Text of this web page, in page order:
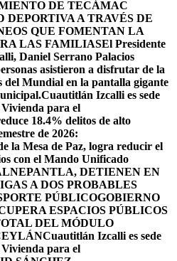
DE TECÁMAC
A TRAVÉS DE
QUE FOMENTAN LA
LAS FAMILIASEl Presidente
Daniel Serrano Palacios
asistieron a disfrutar de la
del Mundial en la pantalla gigante
Cuautitlán Izcalli es sede
para el
18.4% delitos de alto
de 2026:
la Mesa de Paz, logra reducir el
con el Mando Unificado
​DETIENEN EN
A DOS PROBABLES
PÚBLICOGOBIERNO
ESPACIOS PÚBLICOS
DEL MÓDULO
Cuautitlán Izcalli es sede
para el